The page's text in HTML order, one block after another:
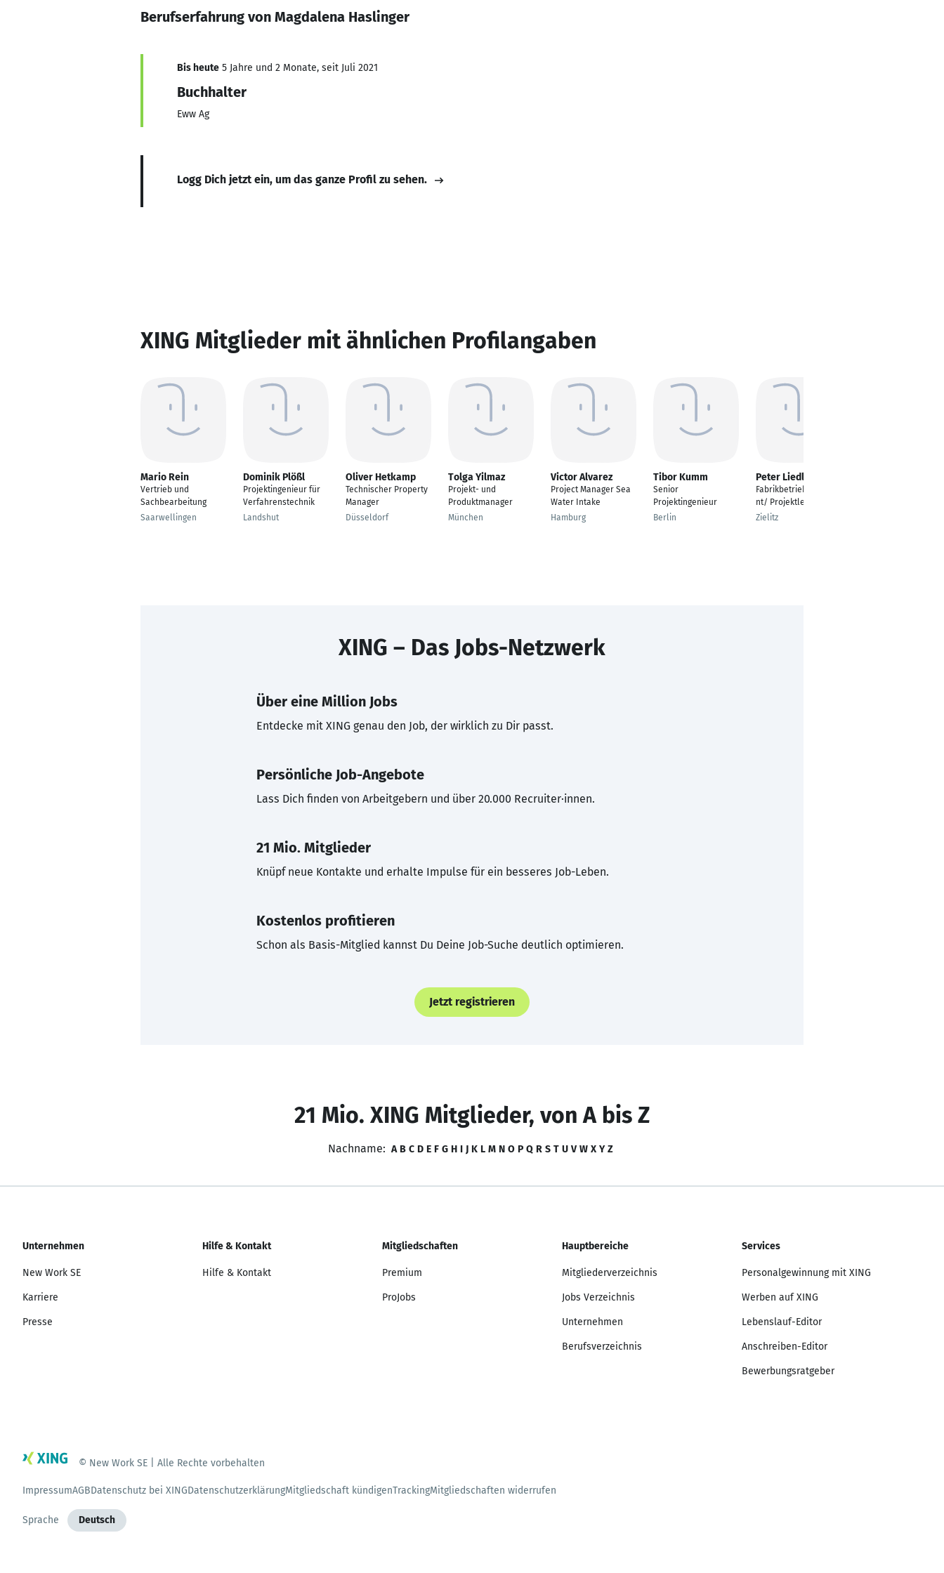
Berufserfahrung von Magdalena Haslinger
Bis heute 5 Jahre und 2 Monate, seit Juli 2021
Buchhalter
Eww Ag
Logg Dich jetzt ein, um das ganze Profil zu sehen.
XING Mitglieder mit ähnlichen Profilangaben
Mario Rein
Vertrieb und
Sachbearbeitung
Saarwellingen
Dominik Plößl
Projektingenieur für
Verfahrenstechnik
Landshut
Oliver Hetkamp
Technischer Property
Manager
Düsseldorf
Tolga Yilmaz
Projekt- und
Produktmanager
München
Victor Alvarez
Project Manager Sea
Water Intake
Hamburg
Tibor Kumm
Senior
Projektingenieur
Berlin
Peter Liedloff
Fabrikbetriebsassiste
nt/ Projektleiter
Zielitz
XING – Das Jobs-Netzwerk
Über eine Million Jobs
Entdecke mit XING genau den Job, der wirklich zu Dir passt.
Persönliche Job-Angebote
Lass Dich finden von Arbeitgebern und über 20.000 Recruiter·innen.
21 Mio. Mitglieder
Knüpf neue Kontakte und erhalte Impulse für ein besseres Job-Leben.
Kostenlos profitieren
Schon als Basis-Mitglied kannst Du Deine Job-Suche deutlich optimieren.
Jetzt registrieren
21 Mio. XING Mitglieder, von A bis Z
Nachname: A B C D E F G H I J K L M N O P Q R S T U V W X Y Z
Unternehmen
New Work SE
Karriere
Presse
Hilfe & Kontakt
Hilfe & Kontakt
Mitgliedschaften
Premium
ProJobs
Hauptbereiche
Mitgliederverzeichnis
Jobs Verzeichnis
Unternehmen
Berufsverzeichnis
Services
Personalgewinnung mit XING
Werben auf XING
Lebenslauf-Editor
Anschreiben-Editor
Bewerbungsratgeber
© New Work SE | Alle Rechte vorbehalten
ImpressumAGBDatenschutz bei XINGDatenschutzerklärungMitgliedschaft kündigenTrackingMitgliedschaften widerrufen
Sprache Deutsch